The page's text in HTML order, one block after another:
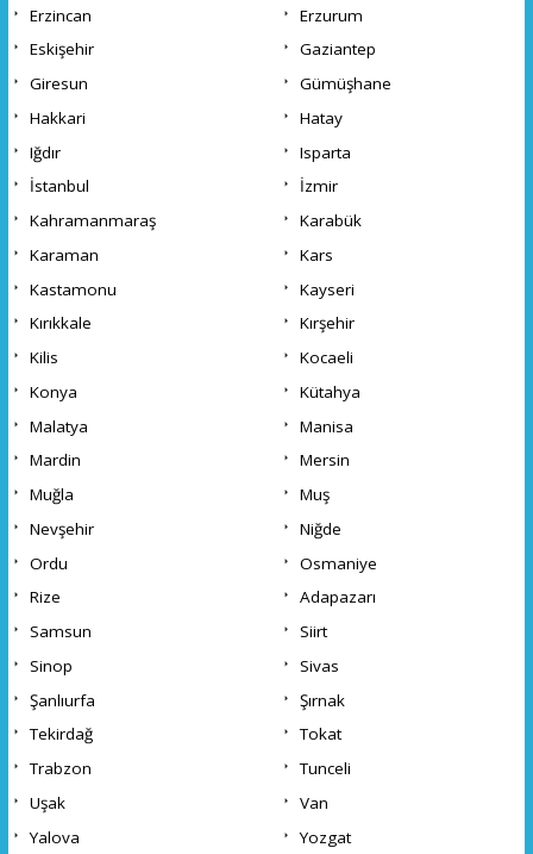
Erzincan
Erzurum
Eskişehir
Gaziantep
Giresun
Gümüşhane
Hakkari
Hatay
Iğdır
Isparta
İstanbul
İzmir
Kahramanmaraş
Karabük
Karaman
Kars
Kastamonu
Kayseri
Kırıkkale
Kırşehir
Kilis
Kocaeli
Konya
Kütahya
Malatya
Manisa
Mardin
Mersin
Muğla
Muş
Nevşehir
Niğde
Ordu
Osmaniye
Rize
Adapazarı
Samsun
Siirt
Sinop
Sivas
Şanlıurfa
Şırnak
Tekirdağ
Tokat
Trabzon
Tunceli
Uşak
Van
Yalova
Yozgat